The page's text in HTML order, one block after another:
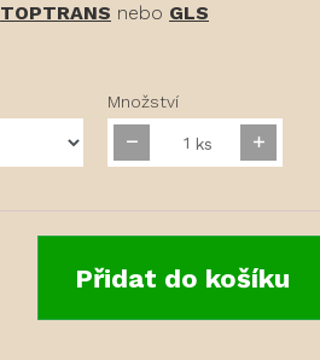
TOPTRANS nebo GLS
Množství
ks
Přidat do košíku